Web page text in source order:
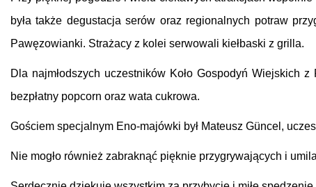
była także degustacja serów oraz regionalnych potraw
Pawęzowianki. Strażacy z kolei serwowali kiełbaski z grilla.
Dla najmłodszych uczestników Koło Gospodyń Wiejskich
bezpłatny popcorn oraz wata cukrowa.
Gościem specjalnym Eno-majówki był Mateusz Güncel,
Nie mogło również zabraknąć pięknie przygrywających i